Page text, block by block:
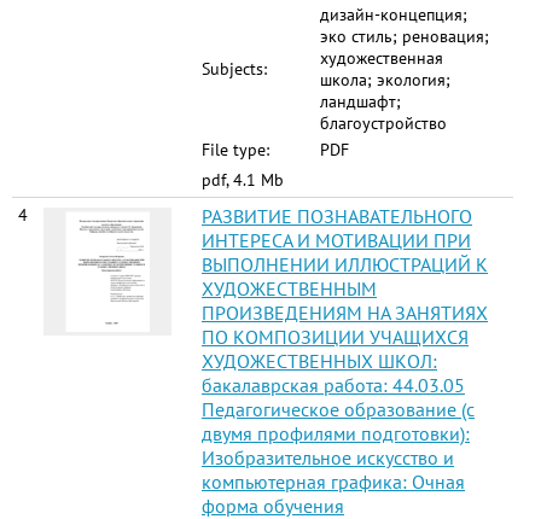
Subjects:
дизайн-концепция;
эко стиль; реновация;
художественная
школа; экология;
ландшафт;
благоустройство
File type:
PDF
pdf, 4.1 Mb
4
РАЗВИТИЕ ПОЗНАВАТЕЛЬНОГО
ИНТЕРЕСА И МОТИВАЦИИ ПРИ
ВЫПОЛНЕНИИ ИЛЛЮСТРАЦИЙ К
ХУДОЖЕСТВЕННЫМ
ПРОИЗВЕДЕНИЯМ НА ЗАНЯТИЯХ
ПО КОМПОЗИЦИИ УЧАЩИХСЯ
ХУДОЖЕСТВЕННЫХ ШКОЛ:
бакалаврская работа: 44.03.05
Педагогическое образование (с
двумя профилями подготовки):
Изобразительное искусство и
компьютерная графика: Очная
форма обучения